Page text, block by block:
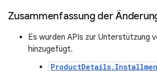
Zusammenfassung der
Es wurden APIs zur Unterstützung
hinzugefügt.